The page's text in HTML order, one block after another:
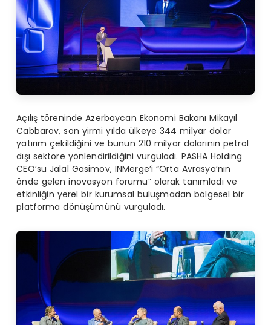
Açılış töreninde Azerbaycan Ekonomi Bakanı Mikayıl
Cabbarov, son yirmi yılda ülkeye 344 milyar dolar
yatırım çekildiğini ve bunun 210 milyar dolarının petrol
dışı sektöre yönlendirildiğini vurguladı. PASHA Holding
CEO’su Jalal Gasimov, INMerge’i “Orta Avrasya’nın
önde gelen inovasyon forumu” olarak tanımladı ve
etkinliğin yerel bir kurumsal buluşmadan bölgesel bir
platforma dönüşümünü vurguladı.